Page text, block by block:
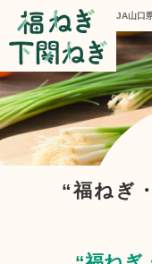
JA山口
“福ねぎ